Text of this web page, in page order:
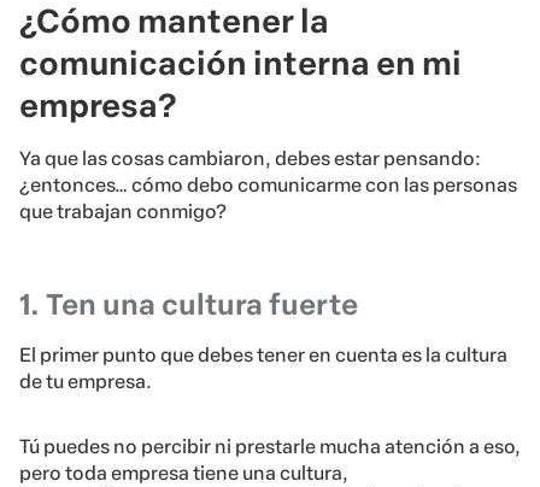
¿Cómo mantener la
comunicación interna en mi
empresa?
Ya que las cosas cambiaron, debes estar pensando:
¿entonces… cómo debo comunicarme con las personas
que trabajan conmigo?
1. Ten una cultura fuerte
El primer punto que debes tener en cuenta es la cultura
de tu empresa.
Tú puedes no percibir ni prestarle mucha atención a eso,
pero toda empresa tiene una cultura,